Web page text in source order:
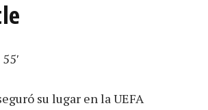
su lugar en la UEFA